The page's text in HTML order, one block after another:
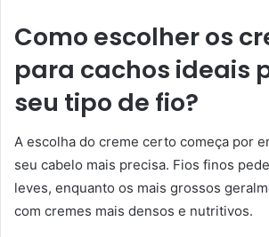
Como escolher os
para cachos ideais
seu tipo de fio?
A escolha do creme certo começa por
seu cabelo mais precisa. Fios finos
leves, enquanto os mais grossos
com cremes mais densos e nutritivos.